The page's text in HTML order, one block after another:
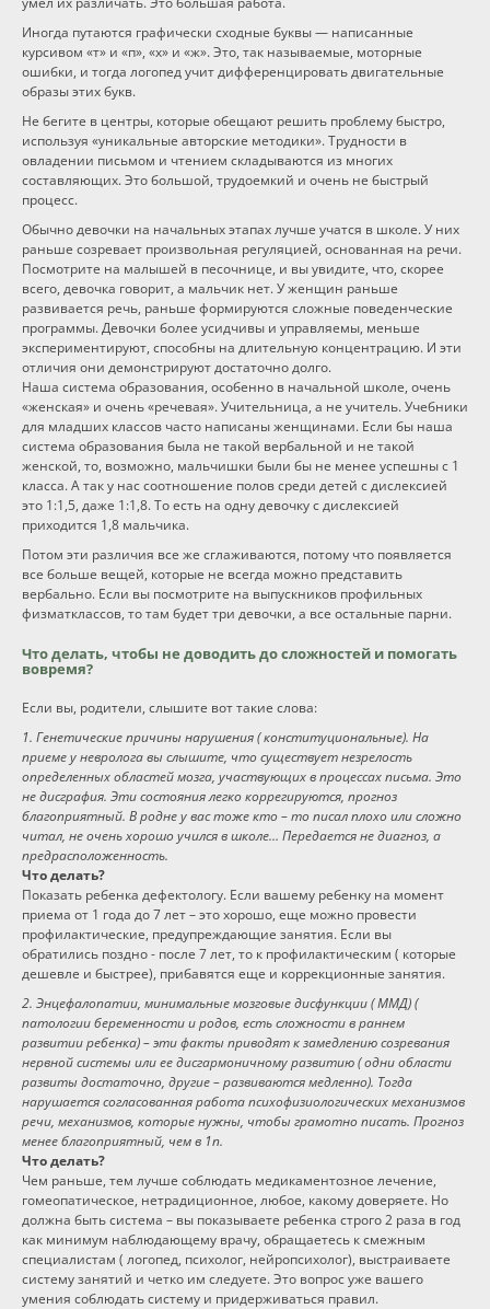
Иногда путаются графически сходные буквы — написанные
курсивом «т» и «п», «х» и «ж». Это, так называемые, моторные
ошибки, и тогда логопед учит дифференцировать двигательные
образы этих букв.
Не бегите в центры, которые обещают решить проблему быстро,
используя «уникальные авторские методики». Трудности в
овладении письмом и чтением складываются из многих
составляющих. Это большой, трудоемкий и очень не быстрый
процесс.
Обычно девочки на начальных этапах лучше учатся в школе. У них
раньше созревает произвольная регуляцией, основанная на речи.
Посмотрите на малышей в песочнице, и вы увидите, что, скорее
всего, девочка говорит, а мальчик нет. У женщин раньше
развивается речь, раньше формируются сложные поведенческие
программы. Девочки более усидчивы и управляемы, меньше
экспериментируют, способны на длительную концентрацию. И эти
отличия они демонстрируют достаточно долго.
Наша система образования, особенно в начальной школе, очень
«женская» и очень «речевая». Учительница, а не учитель. Учебники
для младших классов часто написаны женщинами. Если бы наша
система образования была не такой вербальной и не такой
женской, то, возможно, мальчишки были бы не менее успешны с 1
класса. А так у нас соотношение полов среди детей с дислексией
это 1:1,5, даже 1:1,8. То есть на одну девочку с дислексией
приходится 1,8 мальчика.
Потом эти различия все же сглаживаются, потому что появляется
все больше вещей, которые не всегда можно представить
вербально. Если вы посмотрите на выпускников профильных
физматклассов, то там будет три девочки, а все остальные парни.
Что делать, чтобы не доводить до сложностей и помогать
вовремя?
Если вы, родители, слышите вот такие слова:
1. Генетические причины нарушения ( конституциональные). На
приеме у невролога вы слышите, что существует незрелость
определенных областей мозга, участвующих в процессах письма. Это
не дисграфия. Эти состояния легко коррегируются, прогноз
благоприятный. В родне у вас тоже кто – то писал плохо или сложно
читал, не очень хорошо учился в школе… Передается не диагноз, а
предрасположенность.
Что делать?
Показать ребенка дефектологу. Если вашему ребенку на момент
приема от 1 года до 7 лет – это хорошо, еще можно провести
профилактические, предупреждающие занятия. Если вы
обратились поздно - после 7 лет, то к профилактическим ( которые
дешевле и быстрее), прибавятся еще и коррекционные занятия.
2. Энцефалопатии, минимальные мозговые дисфункции ( ММД) (
патологии беременности и родов, есть сложности в раннем
развитии ребенка) – эти факты приводят к замедлению созревания
нервной системы или ее дисгармоничному развитию ( одни области
развиты достаточно, другие – развиваются медленно). Тогда
нарушается согласованная работа психофизиологических механизмов
речи, механизмов, которые нужны, чтобы грамотно писать. Прогноз
менее благоприятный, чем в 1п.
Что делать?
Чем раньше, тем лучше соблюдать медикаментозное лечение,
гомеопатическое, нетрадиционное, любое, какому доверяете. Но
должна быть система – вы показываете ребенка строго 2 раза в год
как минимум наблюдающему врачу, обращаетесь к смежным
специалистам ( логопед, психолог, нейропсихолог), выстраиваете
систему занятий и четко им следуете. Это вопрос уже вашего
умения соблюдать систему и придерживаться правил.